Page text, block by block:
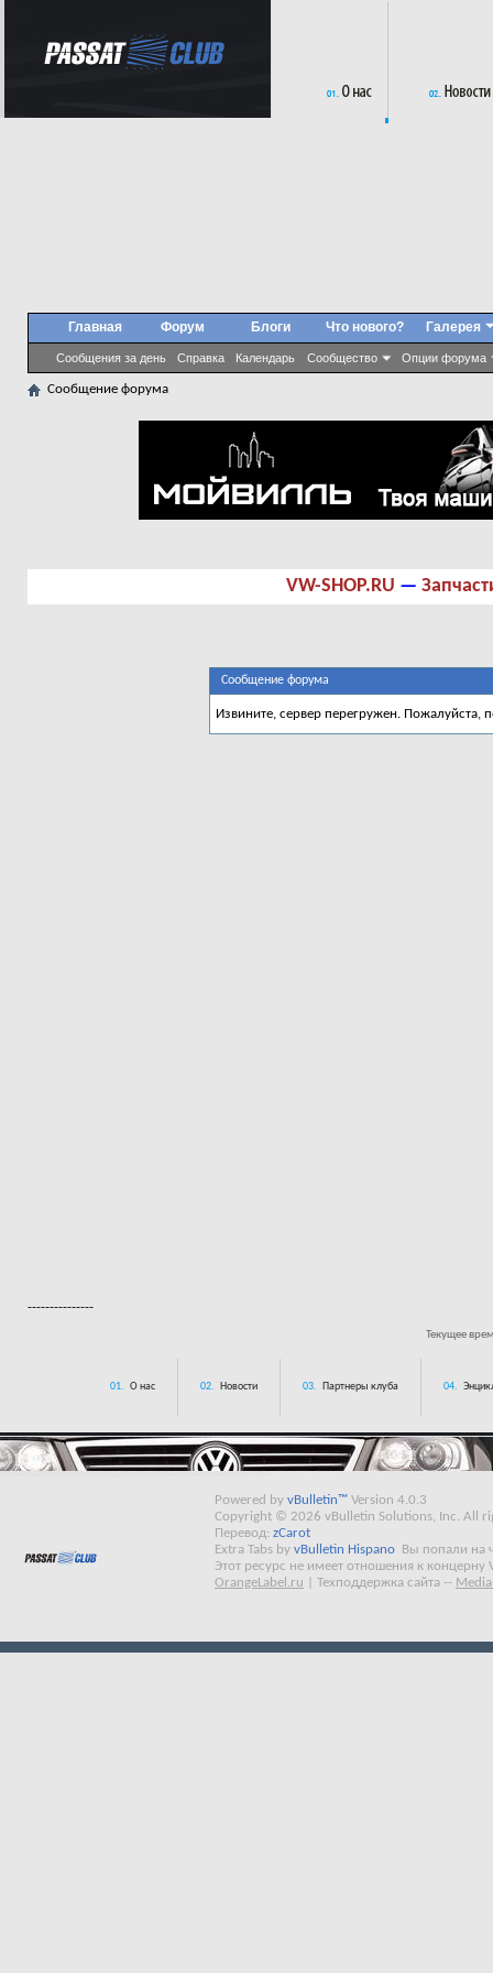
Главная Форум
Сообщения за день Справка Календарь Сообщество Опции форума
Блоги Что нового? Галерея
Сообщение форума
VW-SHOP.RU —
Сообщение форума
Извините, сервер перегружен. Пожалуйста,
---------------
Текущее
01. О нас 02. Новости 03. Партнеры клуба 04.
Powered by vBulletin™ Version 4.0.3
Copyright © 2026 vBulletin Solutions, Inc. All
Перевод: zCarot
Extra Tabs by vBulletin Hispano
Вы попали на
Этот ресурс не имеет отношения к концерну
OrangeLabel.ru
Техподдержка сайта --